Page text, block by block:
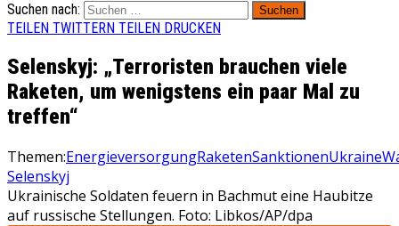
Suchen nach:
TEILEN TWITTERN TEILEN DRUCKEN
Selenskyj: „Terroristen brauchen viele
Raketen, um wenigstens ein paar Mal zu
treffen“
Themen:EnergieversorgungRaketenSanktionenUkraine
Selenskyj
Ukrainische Soldaten feuern in Bachmut eine Haubitze
auf russische Stellungen. Foto: Libkos/AP/dpa